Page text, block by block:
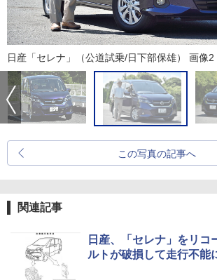
日産「セレナ」（公道試乗/日下部保雄） 画像2
この写真の記事へ
関連記事
日産、「セレナ」をリコ
ルトが破損して走行不能